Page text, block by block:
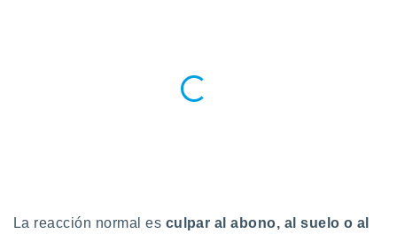
La reacción normal es culpar al abono, al suelo o al